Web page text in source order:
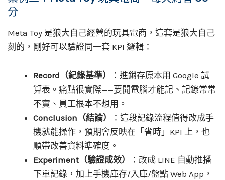
分
Meta Toy 是狼大自己經營的玩具電商，這套是狼大自己
刻的，剛好可以驗證同一套 KPI 邏輯：
Record（紀錄基準）
：進銷存原本用 Google 試
算表。痛點很實際——要開電腦才能記、記錄常常
不實、員工根本不想用。
Conclusion（結論）
：這段記錄流程值得改成手
機就能操作，預期會反映在「省時」KPI 上，也
順帶改善資料準確度。
Experiment（驗證成效）
：改成 LINE 自動推播
下單記錄，加上手機庫存/入庫/盤點 Web App，